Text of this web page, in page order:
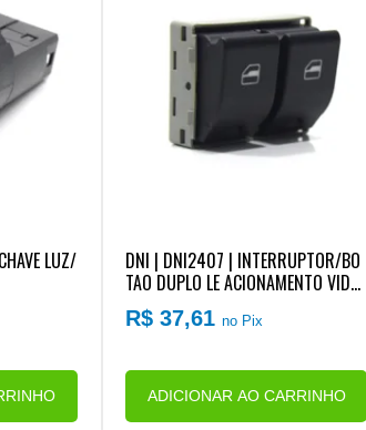
LUZ/
DNI | DNI2407 | INTERRUPTOR/BO
TAO DUPLO LE ACIONAMENTO VIDR
O ELETRICO VW
R$ 37,61no Pix
ADICIONAR AO CARRINHO